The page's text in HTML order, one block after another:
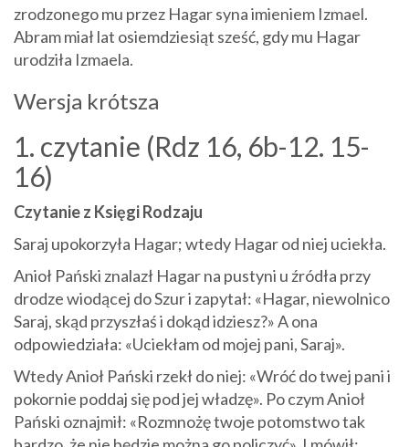
zrodzonego mu przez Hagar syna imieniem Izmael.
Abram miał lat osiemdziesiąt sześć, gdy mu Hagar
urodziła Izmaela.
Wersja krótsza
1. czytanie (Rdz 16, 6b-12. 15-
16)
Czytanie z Księgi Rodzaju
Saraj upokorzyła Hagar; wtedy Hagar od niej uciekła.
Anioł Pański znalazł Hagar na pustyni u źródła przy
drodze wiodącej do Szur i zapytał: «Hagar, niewolnico
Saraj, skąd przyszłaś i dokąd idziesz?» A ona
odpowiedziała: «Uciekłam od mojej pani, Saraj».
Wtedy Anioł Pański rzekł do niej: «Wróć do twej pani i
pokornie poddaj się pod jej władzę». Po czym Anioł
Pański oznajmił: «Rozmnożę twoje potomstwo tak